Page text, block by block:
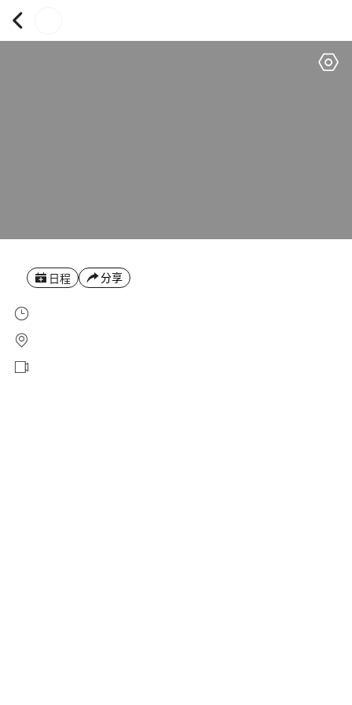
日程 分享